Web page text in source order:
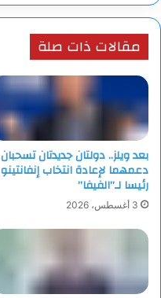
مقالات ذات صلة
بعد ويلز.. دولتان جديدتان تسحبان
دعمهما لإعادة انتخاب إنفانتينو
رئيسا لـ”الفيفا”
3 أغسطس، 2026